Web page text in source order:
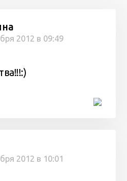
2012 в 09:49
2012 в 10:01